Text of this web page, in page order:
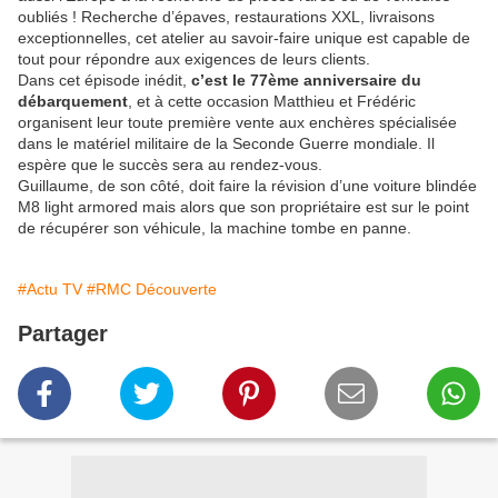
oubliés ! Recherche d’épaves, restaurations XXL, livraisons
exceptionnelles, cet atelier au savoir-faire unique est capable de
tout pour répondre aux exigences de leurs clients.
Dans cet épisode inédit, c’est le 77ème anniversaire du
débarquement , et à cette occasion Matthieu et Frédéric
organisent leur toute première vente aux enchères spécialisée
dans le matériel militaire de la Seconde Guerre mondiale. Il
espère que le succès sera au rendez-vous.
Guillaume, de son côté, doit faire la révision d’une voiture blindée
M8 light armored mais alors que son propriétaire est sur le point
de récupérer son véhicule, la machine tombe en panne.
#Actu TV #RMC Découverte
Partager